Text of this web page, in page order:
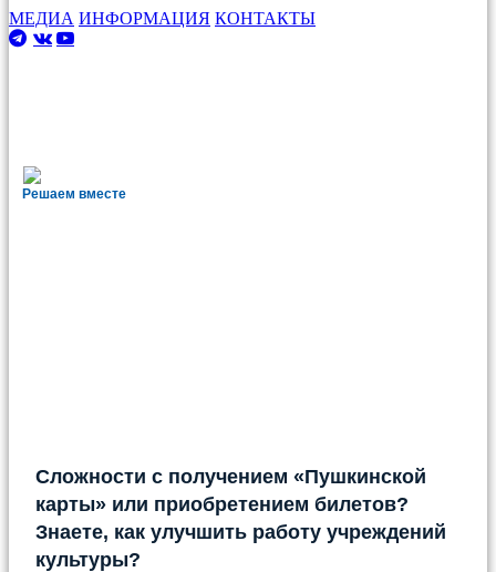
МЕДИА ИНФОРМАЦИЯ КОНТАКТЫ
Решаем вместе
Сложности с получением «Пушкинской
карты» или приобретением билетов?
Знаете, как улучшить работу учреждений
культуры?